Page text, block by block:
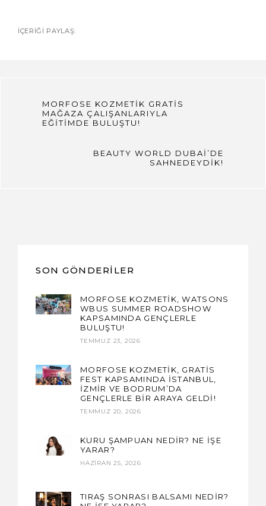
İÇERIĞI PAYLAŞ:
MORFOSE KOZMETİK GRATİS
MAĞAZA ÇALIŞANLARIYLA
EĞİTİMDE BULUŞTU!
BEAUTY WORLD DUBAİ’DE
SAHNEDEYDİK!
SON GÖNDERILER
MORFOSE KOZMETİK, WATSONS
WBUS SUMMER ROADSHOW
KAPSAMINDA GENÇLERLE
BULUŞTU!
TEMMUZ 23, 2026
MORFOSE KOZMETİK, GRATİS
FEST KAPSAMINDA İSTANBUL,
İZMİR VE BODRUM’DA
GENÇLERLE BİR ARAYA GELDİ!
TEMMUZ 20, 2026
KURU ŞAMPUAN NEDİR? NE İŞE
YARAR?
HAZIRAN 25, 2026
TIRAŞ SONRASI BALSAMI NEDİR?